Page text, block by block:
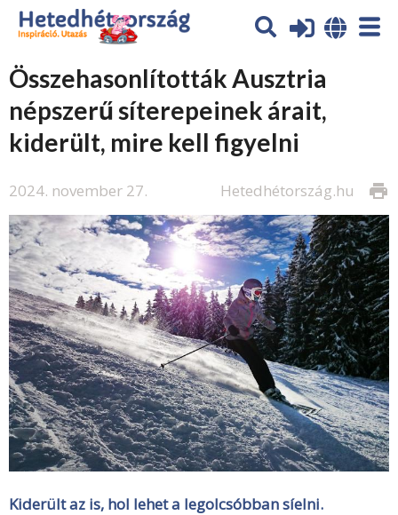
Összehasonlították Ausztria
népszerű síterepeinek árait,
kiderült, mire kell figyelni
2024. november 27. print
Hetedhétország.hu
Kiderült az is, hol lehet a legolcsóbban síelni.